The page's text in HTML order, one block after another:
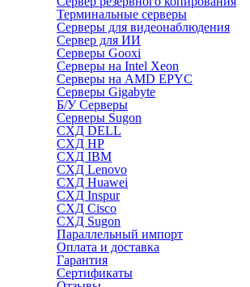
Терминальные серверы
Серверы для видеонаблюдения
Сервер для ИИ
Серверы Gooxi
Серверы на Intel Xeon
Серверы на AMD EPYC
Серверы Gigabyte
Б/У Серверы
Серверы Sugon
СХД DELL
СХД HP
СХД IBM
СХД Lenovo
СХД Huawei
СХД Inspur
СХД Cisco
СХД Sugon
Параллельный импорт
Оплата и доставка
Гарантия
Сертификаты